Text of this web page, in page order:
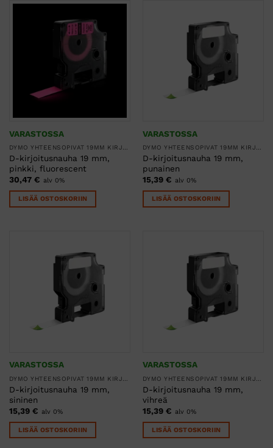
VARASTOSSA
DYMO YHTEENSOPIVAT 19MM KIRJOITUSNAUHAT
D-kirjoitusnauha 19 mm,
pinkki, fluorescent
30,47 € alv 0%
LISÄÄ OSTOSKORIIN
VARASTOSSA
DYMO YHTEENSOPIVAT 19MM KIRJOITUSNAUHAT
D-kirjoitusnauha 19 mm,
punainen
15,39 € alv 0%
LISÄÄ OSTOSKORIIN
VARASTOSSA
D-kirjoitusnauha 19 mm,
sininen
15,39 € alv 0%
LISÄÄ OSTOSKORIIN
VARASTOSSA
D-kirjoitusnauha 19 mm,
vihreä
15,39 € alv 0%
LISÄÄ OSTOSKORIIN